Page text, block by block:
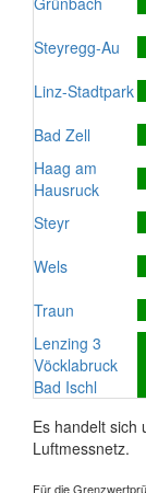
Steyregg-Au
Linz-Stadtpark
Bad Zell
Haag am
Hausruck
Steyr
Wels
Traun
Lenzing 3
Vöcklabruck
Bad Ischl
Es handelt sich
Luftmessnetz.
Für die